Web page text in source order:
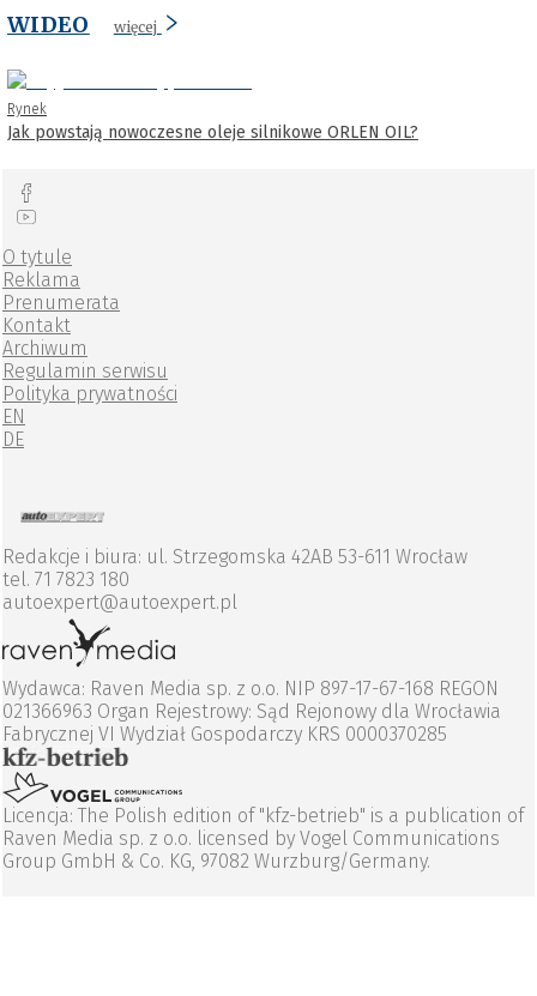
WIDEO więcej
Rynek
Jak powstają nowoczesne oleje silnikowe ORLEN OIL?
O tytule
Reklama
Prenumerata
Kontakt
Archiwum
Regulamin serwisu
Polityka prywatności
EN
DE
Redakcje i biura: ul. Strzegomska 42AB 53-611 Wrocław
tel. 71 7823 180
autoexpert@autoexpert.pl
Wydawca: Raven Media sp. z o.o. NIP 897-17-67-168 REGON
021366963 Organ Rejestrowy: Sąd Rejonowy dla Wrocławia
Fabrycznej VI Wydział Gospodarczy KRS 0000370285
Licencja: The Polish edition of "kfz-betrieb" is a publication of
Raven Media sp. z o.o. licensed by Vogel Communications
Group GmbH & Co. KG, 97082 Wurzburg/Germany.